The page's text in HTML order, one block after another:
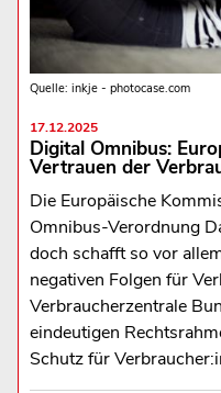
Quelle: inkje - photocase.com
17.12.2025
Digital Omnibus:
Vertrauen der
Die Europäische
Omnibus-Verordnung
doch schafft so vor
negativen Folgen für
Verbraucherzentrale
eindeutigen
Schutz für